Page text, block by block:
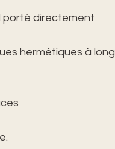
porté directement
hermétiques à long